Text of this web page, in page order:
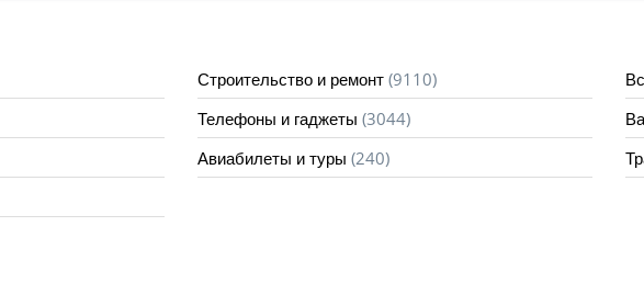
Строительство и ремонт (9110)
Телефоны и гаджеты (3044)
Авиабилеты и туры (240)